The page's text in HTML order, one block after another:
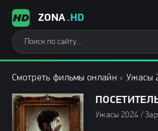
ZONA.HD
Смотреть фильмы онлайн »Ужасы